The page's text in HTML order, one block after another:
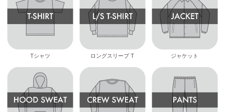
Tシャツ ロングスリーブ T ジャケット